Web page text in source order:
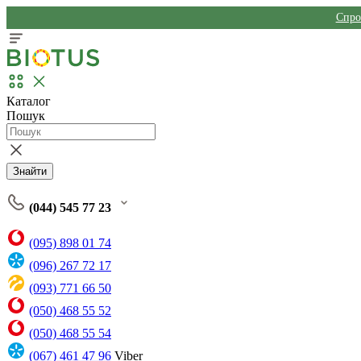
Каталог
Пошук
Знайти
(044) 545 77 23
(095) 898 01 74
(096) 267 72 17
(093) 771 66 50
(050) 468 55 52
(050) 468 55 54
(067) 461 47 96 Viber